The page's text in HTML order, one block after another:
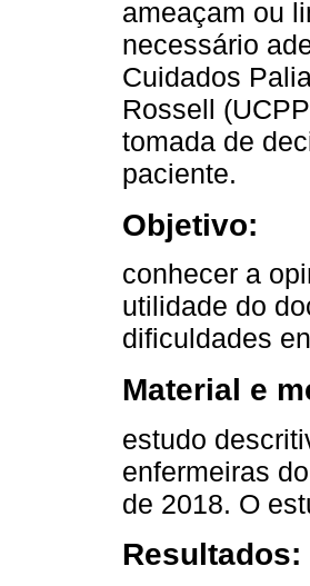
ameaçam ou
necessário
Cuidados
Rossell
tomada de
paciente.
Objetivo:
conhecer a
utilidade do
dificuldades
Material e
estudo
enfermeiras
de 2018. O
Resultados: